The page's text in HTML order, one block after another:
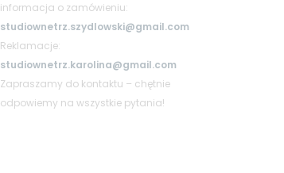
informacja o zamówieniu:
studiownetrz.szydlowski@gmail.com
Reklamacje:
studiownetrz.karolina@gmail.com
Zapraszamy do kontaktu – chętnie
odpowiemy na wszystkie pytania!